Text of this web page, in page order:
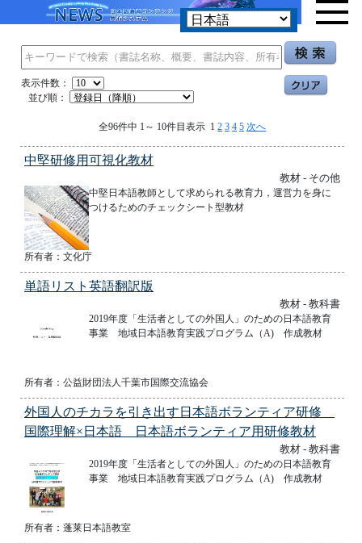
表示件数：
並び順：
全96件中 1～ 10件目表示 12 3 4 5 次へ
中堅研修用可視化教材
教材 - その他
中堅日本語教師として求められる教育力，運営力を身に
つけるためのチェックシート型教材
所有者：文化庁
単語リスト英語翻訳版
教材 - 教科書
2019年度「生活者としての外国人」のための日本語教育
事業 地域日本語教育実践プログラム（A) 作成教材
所有者：公益財団法人千葉市国際交流協会
外国人のチカラを引き出す日本語ボランティア研修
国際理解×日本語 日本語ボランティア用研修教材
教材 - 教科書
2019年度「生活者としての外国人」のための日本語教育
事業 地域日本語教育実践プログラム（A) 作成教材
所有者：蓬莱日本語教室